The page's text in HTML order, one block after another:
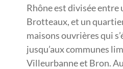
Rhône est divisée entre
Brotteaux, et un
maisons ouvrières qui
jusqu’aux communes
Villeurbanne et Bron.